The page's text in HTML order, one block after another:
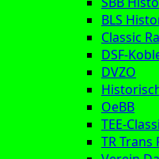
BLS
Classic
DSF-
DVZO
OeBB
TEE-
TR Trans